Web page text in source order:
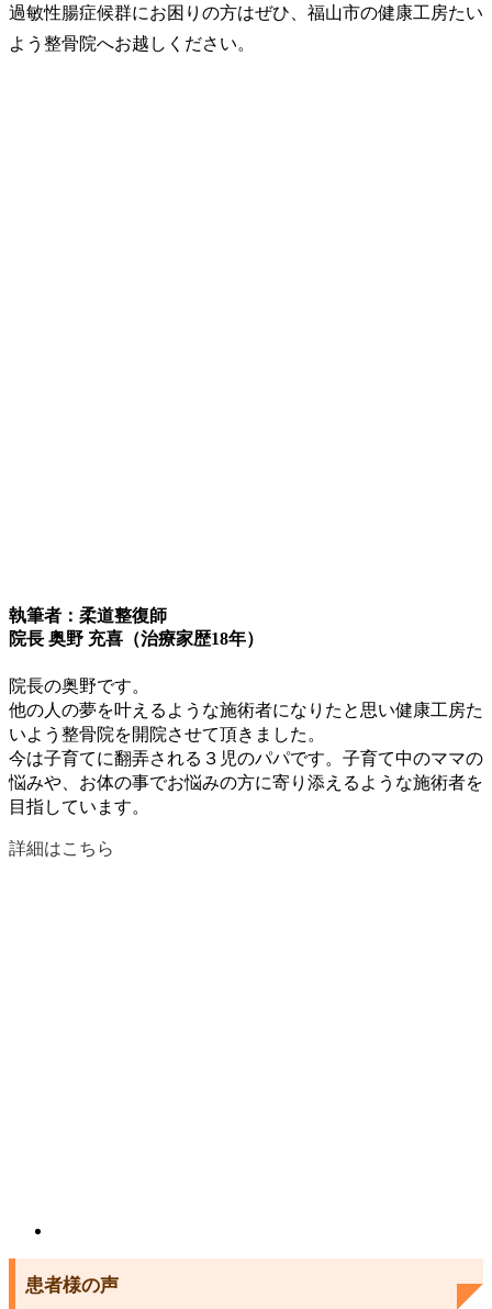
過敏性腸症候群にお困りの方はぜひ、福山市の健康工房たい
よう整骨院へお越しください。
執筆者：柔道整復師
院長 奥野 充喜（治療家歴18年）
院長の奥野です。
他の人の夢を叶えるような施術者になりたと思い健康工房た
いよう整骨院を開院させて頂きました。
今は子育てに翻弄される３児のパパです。子育て中のママの
悩みや、お体の事でお悩みの方に寄り添えるような施術者を
目指しています。
詳細はこちら
患者様の声